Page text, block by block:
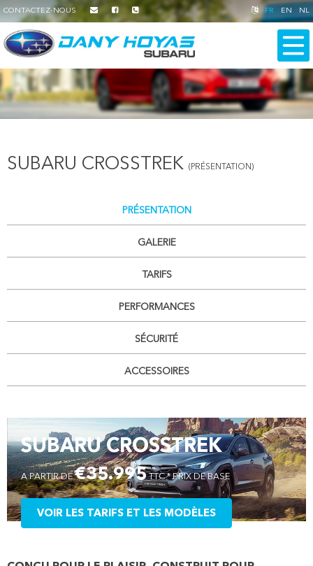
CONTACTEZ-NOUS FR EN NL
SUBARU CROSSTREK (PRÉSENTATION)
PRÉSENTATION
GALERIE
TARIFS
PERFORMANCES
SÉCURITÉ
ACCESSOIRES
SUBARU CROSSTREK
A PARTIR DE€35.995TTC * PRIX DE BASE
VOIR LES TARIFS ET LES MODÈLES